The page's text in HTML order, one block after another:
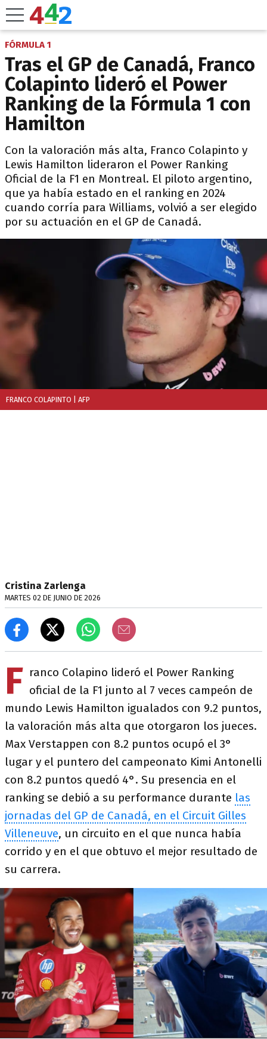
FÓRMULA 1
Tras el GP de Canadá, Franco
Colapinto lideró el Power
Ranking de la Fórmula 1 con
Hamilton
Con la valoración más alta, Franco Colapinto y
Lewis Hamilton lideraron el Power Ranking
Oficial de la F1 en Montreal. El piloto argentino,
que ya había estado en el ranking en 2024
cuando corría para Williams, volvió a ser elegido
por su actuación en el GP de Canadá.
FRANCO COLAPINTO | AFP
Cristina Zarlenga
MARTES 02 DE JUNIO DE 2026
F ranco Colapino lideró el Power Ranking
oficial de la F1 junto al 7 veces campeón de
mundo Lewis Hamilton igualados con 9.2 puntos,
la valoración más alta que otorgaron los jueces.
Max Verstappen con 8.2 puntos ocupó el 3°
lugar y el puntero del campeonato Kimi Antonelli
con 8.2 puntos quedó 4°. Su presencia en el
ranking se debió a su performance durante las
jornadas del GP de Canadá, en el Circuit Gilles
Villeneuve, un circuito en el que nunca había
corrido y en el que obtuvo el mejor resultado de
su carrera.